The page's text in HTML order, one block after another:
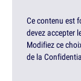
Ce contenu est
devez accepter
Modifiez ce
de la